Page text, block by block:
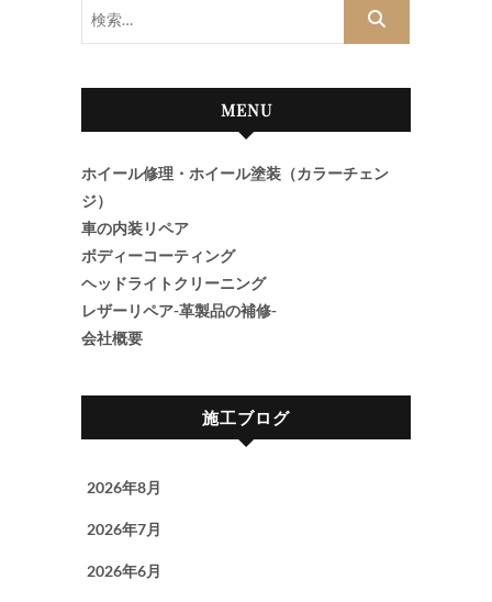
MENU
ホイール修理・ホイール塗装（カラーチェン
ジ）
車の内装リペア
ボディーコーティング
ヘッドライトクリーニング
レザーリペア-革製品の補修-
会社概要
施工ブログ
2026年8月
2026年7月
2026年6月